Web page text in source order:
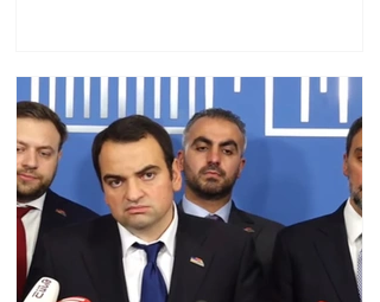
ճանապարհն
իշխանափոխությունն է.
Տիգրան Աբրահամյան